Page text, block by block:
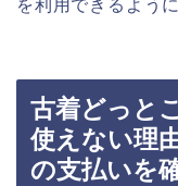
を利用できるよう
古着どっと
使えない理
の支払いを